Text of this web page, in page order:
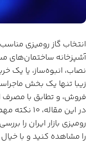
انتخاب گاز رومیزی
آشپزخانه ساختمان‌های
نصاب، انبوه‌ساز، یا یک
زیبا تنها یک بخش
فروش، و تطابق با
در این
رومیزی بازار ایران را
را مشاهده کنید و با